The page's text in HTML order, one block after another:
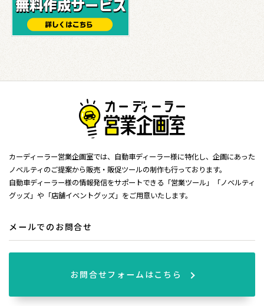
カーディーラー営業企画室では、自動車ディーラー様に特化し、企画にあった
ノベルティのご提案から販売・販促ツールの制作も行っております。
自動車ディーラー様の情報発信をサポートできる「営業ツール」「ノベルティ
グッズ」や「店舗イベントグッズ」をご用意いたします。
メールでのお問合せ
お問合せフォームはこちら